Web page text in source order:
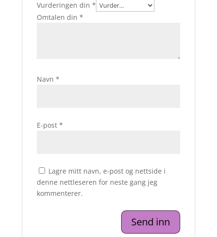
Vurderingen din *
Omtalen din *
Navn *
E-post *
Lagre mitt navn, e-post og nettside i
denne nettleseren for neste gang jeg
kommenterer.